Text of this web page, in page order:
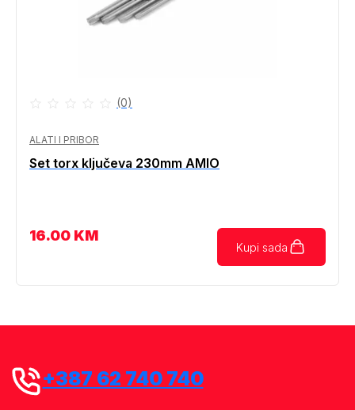
(0)
ALATI I PRIBOR
Set torx ključeva 230mm AMIO
16.00 KM
Kupi sada
+387 62 740 740